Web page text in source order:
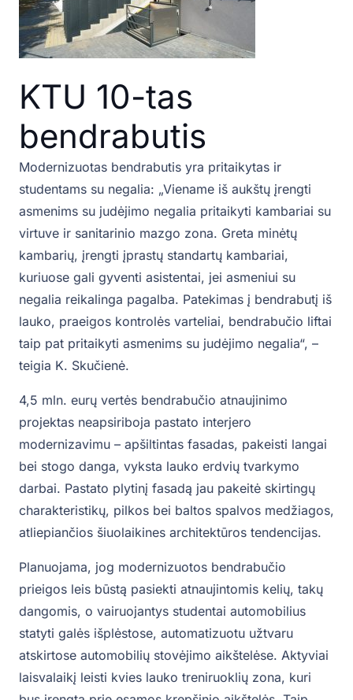
KTU 10-tas
bendrabutis
Modernizuotas bendrabutis yra pritaikytas ir
studentams su negalia: „Viename iš aukštų įrengti
asmenims su judėjimo negalia pritaikyti kambariai su
virtuve ir sanitarinio mazgo zona. Greta minėtų
kambarių, įrengti įprastų standartų kambariai,
kuriuose gali gyventi asistentai, jei asmeniui su
negalia reikalinga pagalba. Patekimas į bendrabutį iš
lauko, praeigos kontrolės varteliai, bendrabučio liftai
taip pat pritaikyti asmenims su judėjimo negalia“, –
teigia K. Skučienė.
4,5 mln. eurų vertės bendrabučio atnaujinimo
projektas neapsiriboja pastato interjero
modernizavimu – apšiltintas fasadas, pakeisti langai
bei stogo danga, vyksta lauko erdvių tvarkymo
darbai. Pastato plytinį fasadą jau pakeitė skirtingų
charakteristikų, pilkos bei baltos spalvos medžiagos,
atliepiančios šiuolaikines architektūros tendencijas.
Planuojama, jog modernizuotos bendrabučio
prieigos leis būstą pasiekti atnaujintomis kelių, takų
dangomis, o vairuojantys studentai automobilius
statyti galės išplėstose, automatizuotu užtvaru
atskirtose automobilių stovėjimo aikštelėse. Aktyviai
laisvalaikį leisti kvies lauko treniruoklių zona, kuri